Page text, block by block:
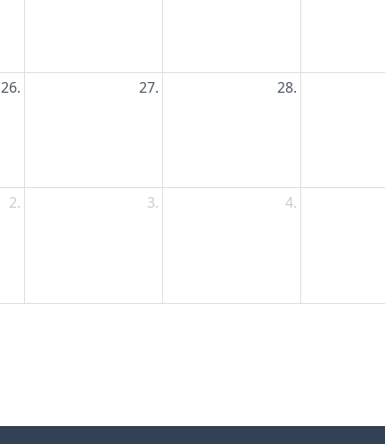
26. 27. 28.
2. 3. 4.